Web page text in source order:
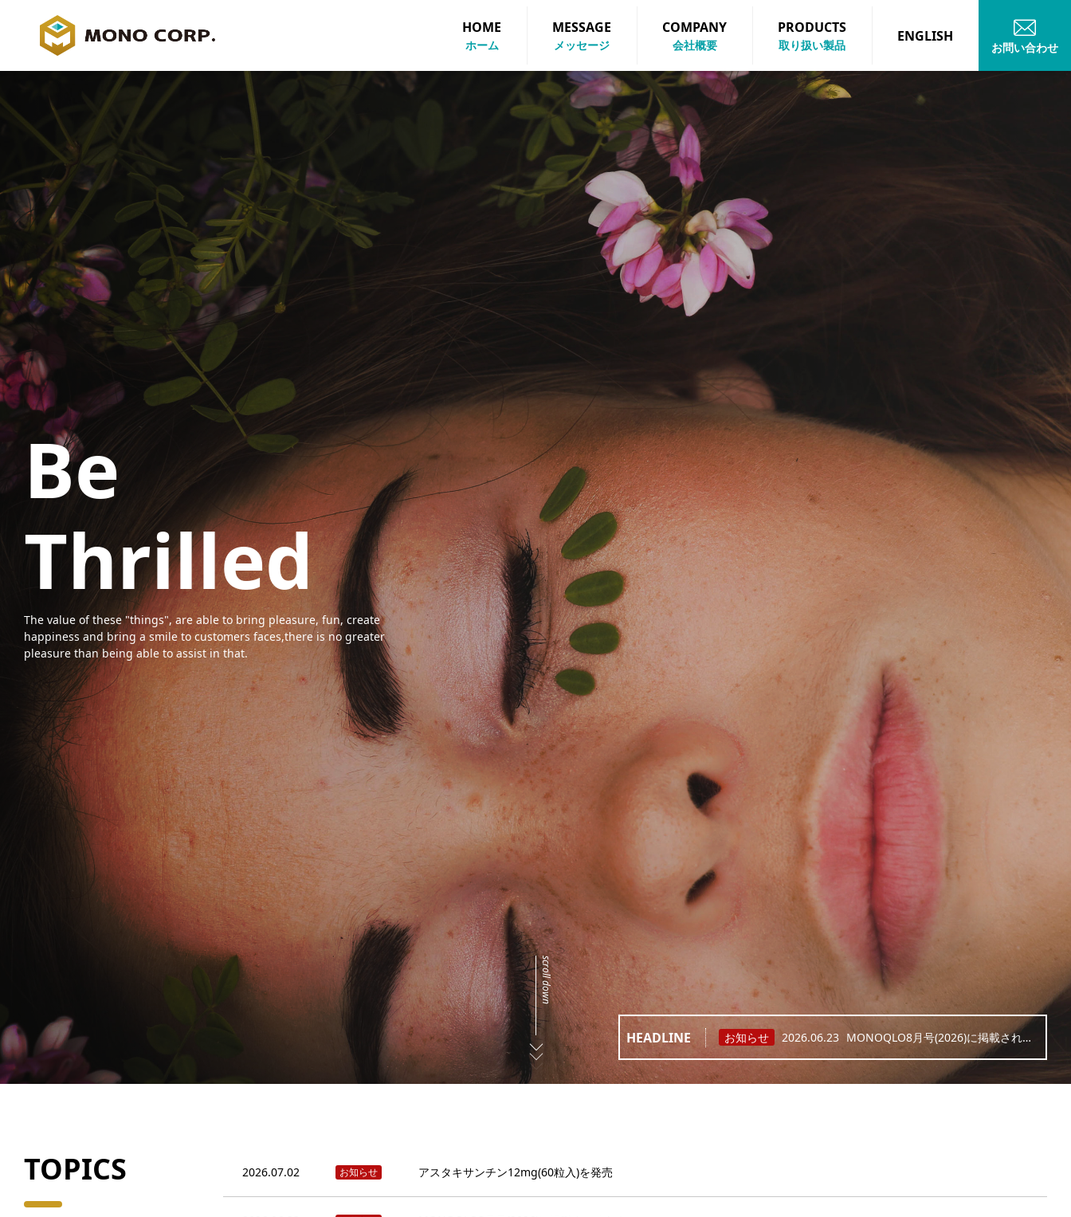
HOME
ホーム
MESSAGE
メッセージ
COMPANY
会社概要
PRODUCTS
取り扱い製品
ENGLISH
お問い合わせ
Be
Thrilled
The value of these "things", are able to bring pleasure, fun, create
happiness and bring a smile to customers faces,there is no greater
pleasure than being able to assist in that.
scroll down
HEADLINE
アスタキサンチン12mg(30粒入)を発売 お知らせ お知らせ 2026.06.23 MONOQLO8月号(2026)に掲載されました。 お知らせ 2026.06.06 アスタキサンチン12mg(30粒入)を発売
TOPICS 2026.07.02 お知らせ アスタキサンチン12mg(60粒入)を発売
ENGLISH